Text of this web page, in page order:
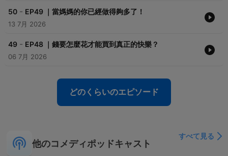
50 - EP49 ｜當媽媽的你已經做得夠多了！
13 7月 2026
49 - EP48 ｜錢要怎麼花才能買到真正的快樂？
06 7月 2026
どのくらいのエピソード
他のコメディポッドキャスト
すべて見る